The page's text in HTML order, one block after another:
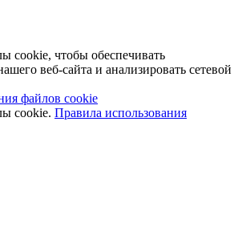
cookie, чтобы обеспечивать
веб-сайта и анализировать сетевой
файлов cookie
cookie. Правила использования